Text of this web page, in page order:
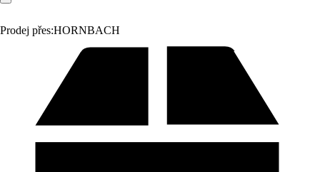
Prodej přes:HORNBACH